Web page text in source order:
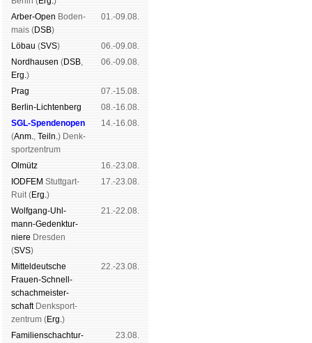
Arber-Open Boden­
mais (DSB)
01.-09.08.
Lö­bau (SVS)
06.-09.08.
Nord­hau­sen (DSB,
Erg.)
06.-09.08.
Prag
07.-15.08.
Berlin-Lich­ten­berg
08.-16.08.
SGL-Spenden­open
(Anm., Teiln.) Denk­
sport­zen­trum
14.-16.08.
Ol­mütz
16.-23.08.
IODFEM Stutt­gart-
Ruit (Erg.)
17.-23.08.
Wolf­gang-Uhl­
mann-Ge­denk­tur­
niere Dres­den
(SVS)
21.-22.08.
Mit­tel­deu­tsche
Frauen-Schnell­
schach­meis­ter­
schaftDenk­sport­
zen­trum (Erg.)
22.-23.08.
Familien­schach­tur­
23.08.